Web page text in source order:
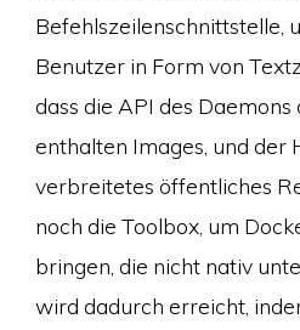
Befehlszeilenschnittstelle,
Benutzer in Form von
dass die API des
enthalten Images, und der
verbreitetes öffentliches
noch die Toolbox, um
bringen, die nicht nativ
wird dadurch erreicht,